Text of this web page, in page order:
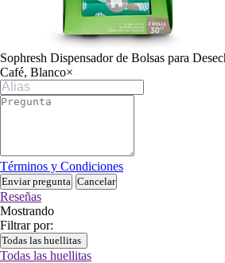
Sophresh Dispensador de Bolsas para
Café, Blanco×
Términos y Condiciones
Enviar pregunta Cancelar
Reseñas
Mostrando
Filtrar por:
Todas las huellitas
Todas las huellitas